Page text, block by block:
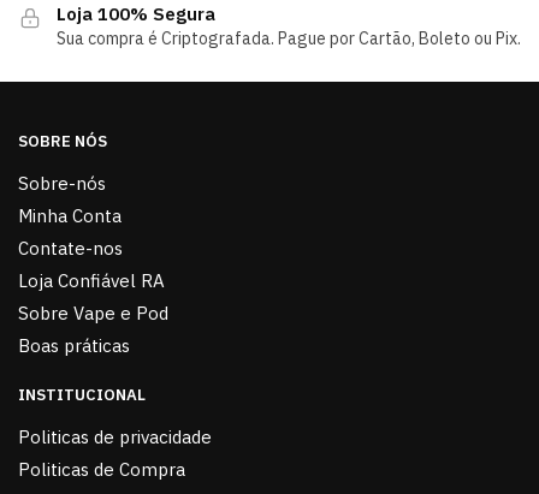
Loja 100% Segura
Sua compra é Criptografada. Pague por Cartão, Boleto ou Pix.
SOBRE NÓS
Sobre-nós
Minha Conta
Contate-nos
Loja Confiável RA
Sobre Vape e Pod
Boas práticas
INSTITUCIONAL
Politicas de privacidade
Politicas de Compra